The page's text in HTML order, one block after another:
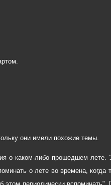
они имели похожие темы.
о каком-либо прошедшем
о лете во времена,